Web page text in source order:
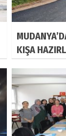
KIŞA